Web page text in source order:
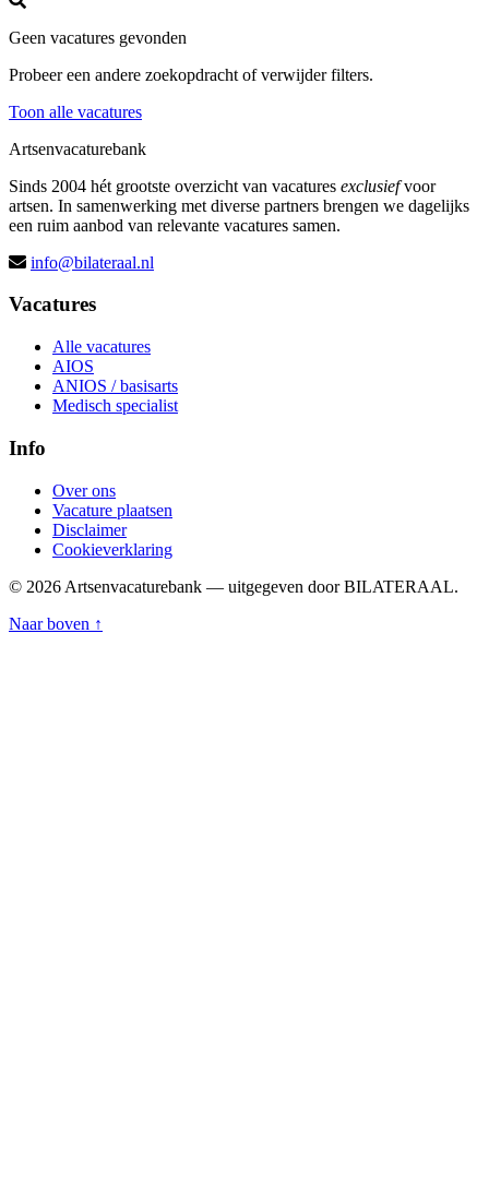
Geen vacatures gevonden
Probeer een andere zoekopdracht of verwijder filters.
Toon alle vacatures
Artsenvacaturebank
Sinds 2004 hét grootste overzicht van vacatures exclusiefvoor
artsen. In samenwerking met diverse partners brengen we dagelijks
een ruim aanbod van relevante vacatures samen.
info@bilateraal.nl
Vacatures
Alle vacatures
AIOS
ANIOS / basisarts
Medisch specialist
Info
Over ons
Vacature plaatsen
Disclaimer
Cookieverklaring
© 2026 Artsenvacaturebank — uitgegeven door BILATERAAL.
Naar boven ↑